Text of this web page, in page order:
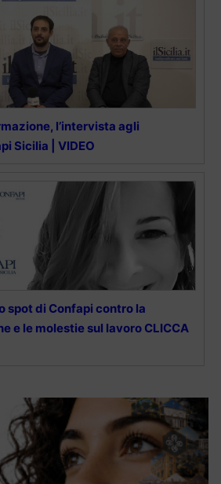
l’intervista agli
Sicilia | VIDEO
spot di Confapi contro la
e le molestie sul lavoro CLICCA